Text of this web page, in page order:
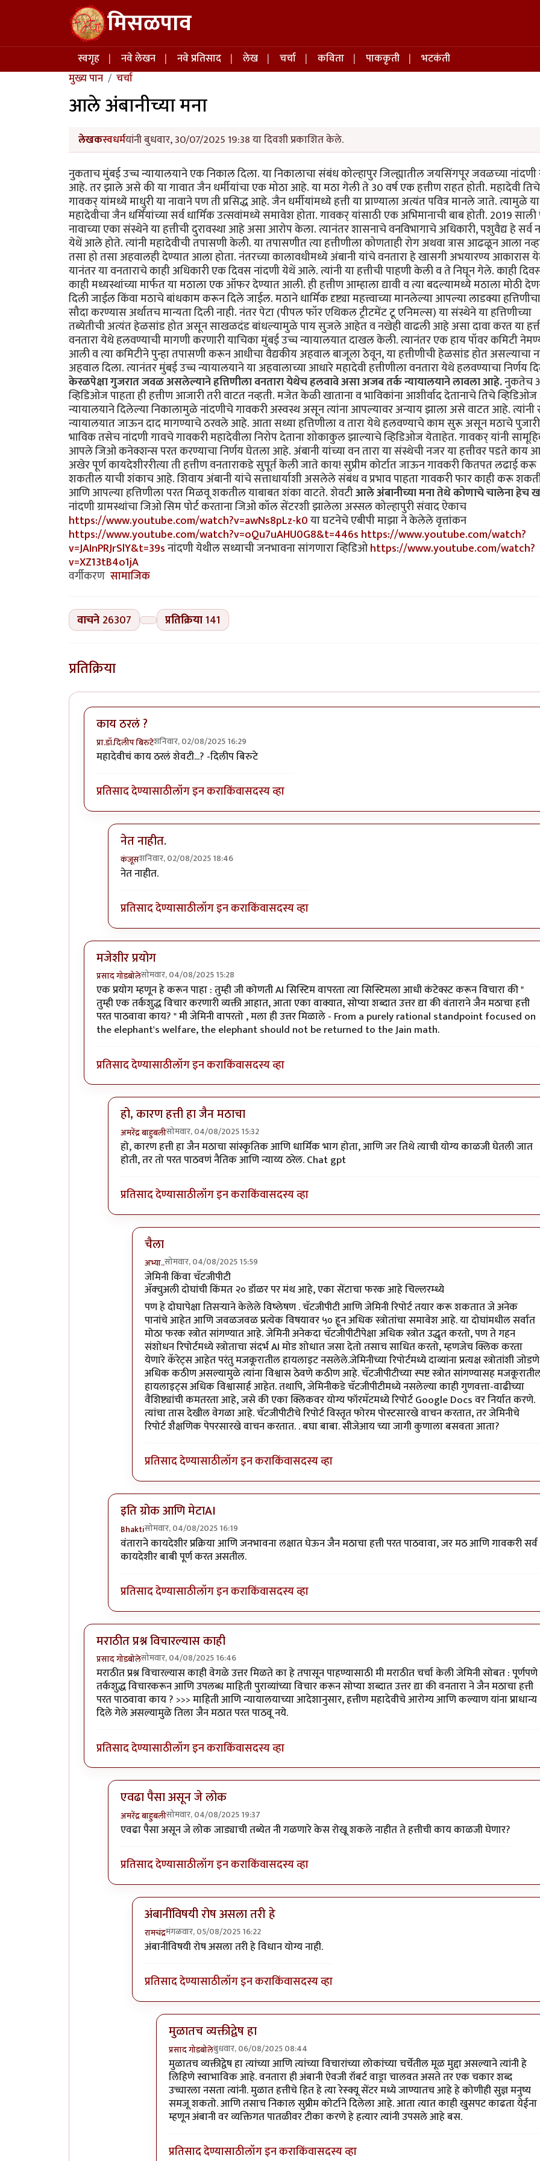
Skip to main content मिसळपाव
Main navigation
स्वगृह नवे लेखन नवे प्रतिसाद लेख चर्चा कविता पाककृती
भटकंती
मुख्य पान
चर्चा
आले अंबानीच्या मना
लेखकस्वधर्मयांनी बुधवार, 30/07/2025 19:38 या दिवशी प्रकाशित केले.
नुकताच मुंबई उच्च न्यायालयाने एक निकाल दिला. या निकालाचा संबंध कोल्हापुर जिल्ह्यातील जयसिंगपूर जवळच्या नांदणी
आहे. तर झाले असे की या गावात जैन धर्मीयांचा एक मोठा आहे. या मठा गेली ते 30 वर्ष एक हत्तीण राहत होती. महादेवी
गावकर् यांमध्ये माधुरी या नावाने पण ती प्रसिद्ध आहे. जैन धर्मीयांमध्ये हत्ती या प्राण्याला अत्यंत पवित्र मानले जाते. त्यामुळे या
महादेवीचा जैन धर्मियांच्या सर्व धार्मिक उत्सवांमध्ये समावेश होता. गावकर् यांसाठी एक अभिमानाची बाब होती. 2019 साली
नावाच्या एका संस्थेने या हत्तीची दुरावस्था आहे असा आरोप केला. त्यानंतर शासनाचे वनविभागाचे अधिकारी, पशुवैद्य हे सर्व
येथें आले होते. त्यांनी महादेवीची तपासणी केली. या तपासणीत त्या हत्तीणीला कोणताही रोग अथवा त्रास आढळून आला
तसा हो तसा अहवालही देण्यात आला होता. नंतरच्या कालावधीमध्ये अंबानी यांचे वनतारा हे खासगी अभयारण्य आकारास
यानंतर या वनताराचे काही अधिकारी एक दिवस नांदणी येथें आले. त्यांनी या हत्तीची पाहणी केली व ते निघून गेले. काही
काही मध्यस्थांच्या मार्फत या मठाला एक ऑफर देण्यात आली. ही हत्तीण आम्हाला द्यावी व त्या बदल्यामध्ये मठाला मोठी
दिली जाईल किंवा मठाचे बांधकाम करून दिले जाईल. मठाने धार्मिक दृष्ट्या महत्त्वाच्या मानलेल्या आपल्या लाडक्या
सौदा करण्यास अर्थातच मान्यता दिली नाही. नंतर पेटा (पीपल फॉर एथिकल ट्रीटमेंट टू एनिमल्स) या संस्थेने या हत्तिणीच्या
तब्येतीची अत्यंत हेळसांड होत असून साखळदंड बांधल्यामुळे पाय सुजले आहेत व नखेही वाढली आहे असा दावा करत या
वनतारा येथे हलवण्याची मागणी करणारी याचिका मुंबई उच्च न्यायालयात दाखल केली. त्यानंतर एक हाय पॉवर कमिटी
आली व त्या कमिटीने पुन्हा तपासणी करून आधीचा वैद्यकीय अहवाल बाजूला ठेवून, या हत्तीणीची हेळसांड होत असल्याचा
अहवाल दिला. त्यानंतर मुंबई उच्च न्यायालयाने या अहवालाच्या आधारे महादेवी हत्तीणीला वनतारा येथे हलवण्याचा निर्णय
केरळपेक्षा गुजरात जवळ असलेल्याने हत्ति‍णीला वनतारा येथेच हलवावे असा अजब तर्क न्यायालयाने लावला आहे.नुकतेच
व्हिडिओज पाहता ही हत्तीण आजारी तरी वाटत नव्हती. मजेत केळी खाताना व भाविकांना आशीर्वाद देतानाचे तिचे
न्यायालयाने दिलेल्या निकालामुळे नांदणीचे गावकरी अस्वस्थ असून त्यांना आपल्यावर अन्याय झाला असे वाटत आहे. त्यांनी
न्यायालयात जाऊन दाद मागण्याचे ठरवले आहे. आता सध्या हत्तिणीला व तारा येथे हलवण्याचे काम सुरू असून मठाचे
भाविक तसेच नांदणी गावचे गावकरी महादेवीला निरोप देताना शोकाकुल झाल्याचे व्हिडिओज येताहेत. गावकर् यांनी
आपले जिओ कनेक्शन्स परत करण्याचा निर्णय घेतला आहे. अंबानी यांच्या वन तारा या संस्थेची नजर या हत्तीवर पडते काय
अखेर पूर्ण कायदेशीररीत्या ती हत्तीण वनताराकडे सुपूर्त केली जाते काय! सुप्रीम कोर्टात जाऊन गावकरी कितपत लढाई करू
शकतील याची शंकाच आहे. शिवाय अंबानी यांचे सत्ताधार्याशी असलेले संबंध व प्रभाव पाहता गावकरी फार काही करू
आणि आपल्या हत्ति‍णीला परत मिळवू शकतील याबाबत शंका वाटते. शेवटीआले अंबानीच्या मना तेथे कोणाचे चालेना हेच
नांदणी ग्रामस्थांचा जिओ सिम पोर्ट करताना जिओ कॉल सेंटरशी झालेला अस्सल कोल्हापुरी संवाद ऐकाच
https://www.youtube.com/watch?v=awNs8pLz-k0या घटनेचे एबीपी माझा ने केलेले वृत्तांकन
https://www.youtube.com/watch?v=oQu7uAHU0G8&t=446shttps://www.youtube.com/watch?
v=JAInPRJrSlY&t=39sनांदणी येथील सध्याची जनभावना सांगणारा व्हिडिओhttps://www.youtube.com/watch?
v=XZ13tB4o1jA
वर्गीकरण सामाजिक
वाचने 26307 प्रतिक्रिया141
प्रतिक्रिया
काय ठरलं ?
प्रा.डॉ.दिलीप बिरुटेशनिवार, 02/08/2025 16:29
महादेवीचं काय ठरलं शेवटी...? -दिलीप बिरुटे
प्रतिसाद देण्यासाठीलॉग इन कराकिंवासदस्य व्हा
नेत नाहीत.
कंजूसशनिवार, 02/08/2025 18:46
In reply to
नेत नाहीत.
प्रतिसाद देण्यासाठीलॉग इन कराकिंवासदस्य व्हा
मजेशीर प्रयोग
प्रसाद गोडबोलेसोमवार, 04/08/2025 15:28
एक प्रयोग म्हणून हे करून पाहा : तुम्ही जी कोणती AI सिस्टिम वापरता त्या सिस्टिमला आधी कंटेक्स्ट करून विचारा की "
तुम्ही एक तर्कशुद्ध विचार करणारी व्यक्ती आहात, आता एका वाक्यात, सोप्या शब्दात उत्तर द्या की वंताराने जैन मठाचा हत्ती
परत पाठवावा काय? " मी जेमिनी वापरतो , मला ही उत्तर मिळाले - From a purely rational standpoint focused on
the elephant's welfare, the elephant should not be returned to the Jain math.
प्रतिसाद देण्यासाठीलॉग इन कराकिंवासदस्य व्हा
हो, कारण हत्ती हा जैन मठाचा
अमरेंद्र बाहुबलीसोमवार, 04/08/2025 15:32
In reply toमजेशीर प्रयोगbyप्रसाद गोडबोले
हो, कारण हत्ती हा जैन मठाचा सांस्कृतिक आणि धार्मिक भाग होता, आणि जर तिथे त्याची योग्य काळजी घेतली जात
होती, तर तो परत पाठवणं नैतिक आणि न्याय्य ठरेल. Chat gpt
प्रतिसाद देण्यासाठीलॉग इन कराकिंवासदस्य व्हा
चैला
अभ्या..सोमवार, 04/08/2025 15:59
In reply toहो, कारण हत्ती हा जैन मठाचा
जेमिनी किंवा चॅटजीपीटी
अ‍ॅक्चुअली दोघांची किंमत २० डॉळर पर मंथ आहे, एका सेंटाचा फरक आहे चिल्लरम्ध्ये
पण हे दोघापेक्षा तिसर्‍याने केलेले विष्लेषण . चॅटजीपीटी आणि जेमिनी रिपोर्ट तयार करू शकतात जे अनेक
पानांचे आहेत आणि जवळजवळ प्रत्येक विषयावर ५० हून अधिक स्त्रोतांचा समावेश आहे. या दोघांमधील सर्वात
मोठा फरक स्त्रोत सांगण्यात आहे. जेमिनी अनेकदा चॅटजीपीटीपेक्षा अधिक स्त्रोत उद्धृत करतो, पण ते गहन
संशोधन रिपोर्टमध्ये स्त्रोताचा संदर्भ AI मोड शोधात जसा देतो तसाच साधित करतो, म्हणजेच क्लिक करता
येणारे कॅरेट्स आहेत परंतु मजकूरातील हायलाइट नसलेले.जेमिनीच्या रिपोर्टमध्ये दाव्यांना प्रत्यक्ष स्त्रोतांशी जोडणे
अधिक कठीण असल्यामुळे त्यांना विश्वास ठेवणे कठीण आहे. चॅटजीपीटीच्या स्पष्ट स्त्रोत सांगण्यासह
हायलाइट्स अधिक विश्वासार्ह आहेत. तथापि, जेमिनीकडे चॅटजीपीटीमध्ये नसलेल्या काही गुणवत्ता-वाढीच्या
वैशिष्ट्यांची कमतरता आहे, जसे की एका क्लिकवर योग्य फॉरमॅटमध्ये रिपोर्ट Google Docs वर निर्यात करणे.
त्यांचा तास देखील वेगळा आहे. चॅटजीपीटीचे रिपोर्ट विस्तृत फोरम पोस्टसारखे वाचन करतात, तर जेमिनीचे
रिपोर्ट शैक्षणिक पेपरसारखे वाचन करतात. . बघा बाबा. सीजेआय च्या जागी कुणाला बसवता आता?
प्रतिसाद देण्यासाठीलॉग इन कराकिंवासदस्य व्हा
इति ग्रोक आणि मेटाAI
Bhaktiसोमवार, 04/08/2025 16:19
In reply toमजेशीर प्रयोगbyप्रसाद गोडबोले
वंताराने कायदेशीर प्रक्रिया आणि जनभावना लक्षात घेऊन जैन मठाचा हत्ती परत पाठवावा, जर मठ आणि गावकरी सर्व
कायदेशीर बाबी पूर्ण करत असतील.
प्रतिसाद देण्यासाठीलॉग इन कराकिंवासदस्य व्हा
मराठीत प्रश्न विचारल्यास काही
प्रसाद गोडबोलेसोमवार, 04/08/2025 16:46
मराठीत प्रश्न विचारल्यास काही वेगळे उत्तर मिळते का हे तपासून पाहण्यासाठी मी मराठीत चर्चा केली जेमिनी सोबत : पूर्णपणे
तर्कशुद्ध विचारकरून आणि उपलब्ध माहिती पुराव्यांच्या विचार करून सोप्या शब्दात उत्तर द्या की वनतारा ने जैन मठाचा हत्ती
परत पाठवावा काय ? >>> माहिती आणि न्यायालयाच्या आदेशानुसार, हत्तीण महादेवीचे आरोग्य आणि कल्याण यांना प्राधान्य
दिले गेले असल्यामुळे तिला जैन मठात परत पाठवू नये.
प्रतिसाद देण्यासाठीलॉग इन कराकिंवासदस्य व्हा
एवढा पैसा असून जे लोक
अमरेंद्र बाहुबलीसोमवार, 04/08/2025 19:37
In reply toमराठीत प्रश्न विचारल्यास काहीbyप्रसाद गोडबोले
एवढा पैसा असून जे लोक जाड्याची तब्येत नी गळणारे केस रोखू शकले नाहीत ते हत्तीची काय काळजी घेणार?
प्रतिसाद देण्यासाठीलॉग इन कराकिंवासदस्य व्हा
अंबानींविषयी रोष असला तरी हे
रामचंद्रमंगळवार, 05/08/2025 16:22
In reply toएवढा पैसा असून जे लोकbyअमरेंद्र बाहुबली
अंबानींविषयी रोष असला तरी हे विधान योग्य नाही.
प्रतिसाद देण्यासाठीलॉग इन कराकिंवासदस्य व्हा
मुळातच व्यक्तीद्वेष हा
प्रसाद गोडबोलेबुधवार, 06/08/2025 08:44
In reply toअंबानींविषयी रोष असला तरी हेbyरामचंद्र
मुळातच व्यक्तीद्वेष हा त्यांच्या आणि त्यांच्या विचारांच्या लोकांच्या चर्चेतील मूळ मुद्दा असल्याने त्यांनी हे
लिहिणे स्वाभाविक आहे. वनतारा ही अंबानी ऐवजी रॉबर्ट वाड्रा चालवत असते तर एक चकार शब्द
उच्चारला नसता त्यांनी. मुळात हत्तीचे हित हे त्या रेस्क्यू सेंटर मध्ये जाण्यातच आहे हे कोणीही सुज्ञ मनुष्य
समजू शकतो. आणि तसाच निकाल सुप्रीम कोर्टाने दिलेला आहे. आता त्यात काही खुसपट काढता येईना
म्हणून अंबानी वर व्यक्तिगत पातळीवर टीका करणे हे हत्यार त्यांनी उपसले आहे बस.
प्रतिसाद देण्यासाठीलॉग इन कराकिंवासदस्य व्हा